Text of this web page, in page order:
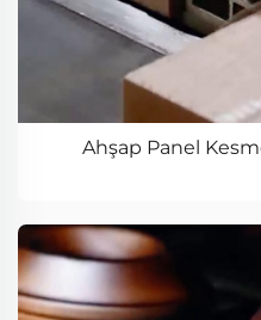
Ahşap Panel